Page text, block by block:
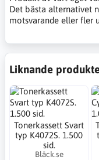
Det bästa alternativet
motsvarande eller fler
Liknande
Tonerkassett Svart
typ K4072S. 1.500
sid.
Bläck.se